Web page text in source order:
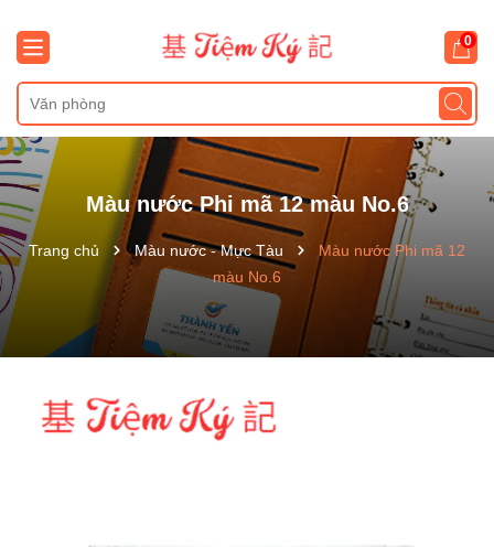
0
Màu nước Phi mã 12 màu No.6
Trang chủ Màu nước - Mực Tàu
Màu nước Phi mã 12
màu No.6